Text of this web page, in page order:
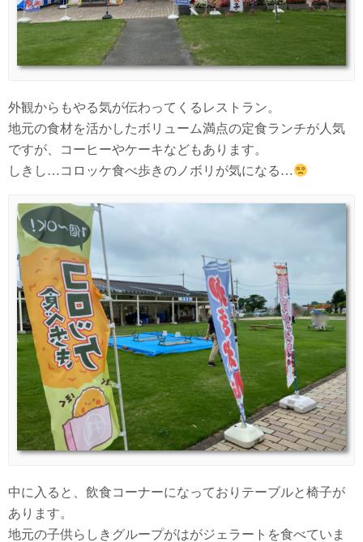
外観からもやる気が伝わってくるレストラン。
地元の食材を活かしたボリューム満点の定食ランチが人気
ですが、コーヒーやケーキなどもあります。
しきし…コロッケ食べ歩きのノボリが気になる…
中に入ると、飲食コーナーになっておりテーブルと椅子が
あります。
地元の子供らしきグループがはがジェラートを食べていま